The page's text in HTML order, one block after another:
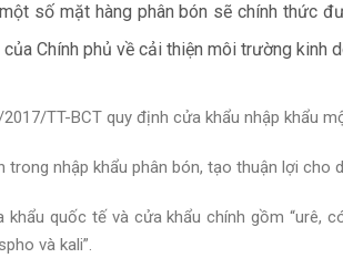
số mặt hàng phân bón sẽ chính thức
Chính phủ về cải thiện môi trường kinh
TT-BCT quy định cửa khẩu nhập khẩu
nhập khẩu phân bón, tạo thuận lợi cho
quốc tế và cửa khẩu chính gồm “urê,
và kali”.